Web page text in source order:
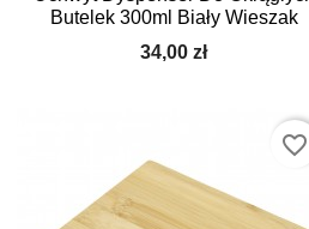
Butelek 300ml Biały Wieszak
34,00 zł
favorite_border